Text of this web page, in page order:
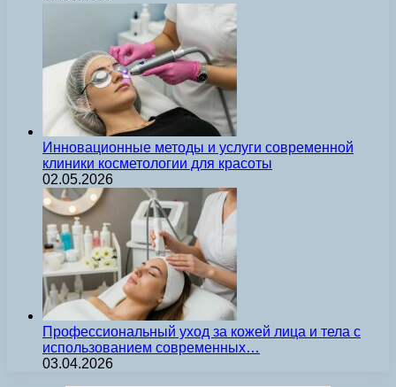
Инновационные методы и услуги современной
клиники косметологии для красоты
02.05.2026
Профессиональный уход за кожей лица и тела с
использованием современных…
03.04.2026